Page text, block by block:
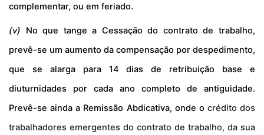
complementar, ou em feriado.
(v) No que tange a Cessação do contrato de trabalho,
prevê-se um aumento da compensação por despedimento,
que se alarga para 14 dias de retribuição base e
diuturnidades por cada ano completo de antiguidade.
Prevê-se ainda a Remissão Abdicativa, onde o crédito dos
trabalhadores emergentes do contrato de trabalho, da sua